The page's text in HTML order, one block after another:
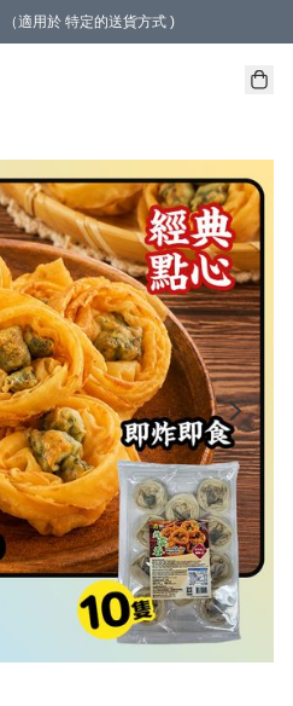
適用於 特定的送貨方式 )